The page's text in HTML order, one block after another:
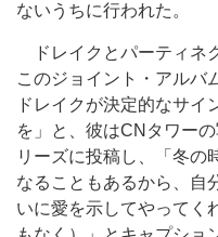
ないうちに行われた。
ドレイクとパーティネ
このジョイント・アルバ
ドレイクが決定的なサイ
を」と、彼はCNタワー
リーズに投稿し、「冬の
なることもあるから、自
いに愛を示してやってく